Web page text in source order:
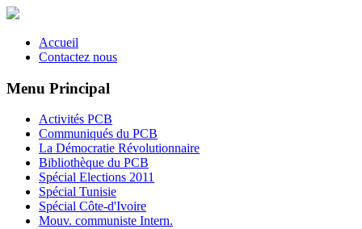
Accueil
Contactez nous
Menu Principal
Activités PCB
Communiqués du PCB
La Démocratie Révolutionnaire
Bibliothèque du PCB
Spécial Elections 2011
Spécial Tunisie
Spécial Côte-d'Ivoire
Mouv. communiste Intern.